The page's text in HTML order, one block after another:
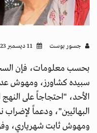
جسور بوست
بحسب معلومات، فإن
سبيده كشاورز، ومهوش
الأحد، "احتجاجاً على النهج
البهائيين"، ودعماً
ومهوش ثابت شهرياري، وفق